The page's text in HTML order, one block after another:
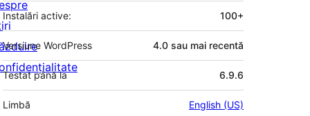
Instalări active: 100+
Versiune WordPress 4.0 sau mai recentă
Testat până la 6.9.6
Limbă English (US)